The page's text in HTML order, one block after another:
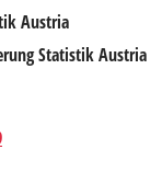
Austria
Statistik Austria